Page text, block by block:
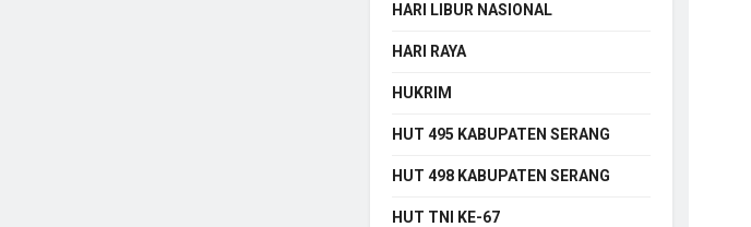
HARI LIBUR NASIONAL
HARI RAYA
HUKRIM
HUT 495 KABUPATEN SERANG
HUT 498 KABUPATEN SERANG
HUT TNI KE-67